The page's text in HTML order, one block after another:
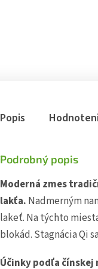
Popis
Podrobný popis
Moderná zmes
lakťa. Nadmerným
lakeť. Na týchto
blokád. Stagnácia Qi
Účinky podľa čínskej